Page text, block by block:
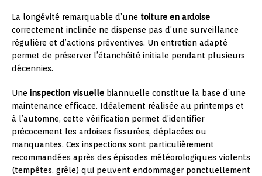
La longévité remarquable d’une toiture en ardoise
correctement inclinée ne dispense pas d’une surveillance
régulière et d’actions préventives. Un entretien adapté
permet de préserver l’étanchéité initiale pendant plusieurs
décennies.
Une inspection visuelle biannuelle constitue la base d’une
maintenance efficace. Idéalement réalisée au printemps et
à l’automne, cette vérification permet d’identifier
précocement les ardoises fissurées, déplacées ou
manquantes. Ces inspections sont particulièrement
recommandées après des épisodes météorologiques violents
(tempêtes, grêle) qui peuvent endommager ponctuellement